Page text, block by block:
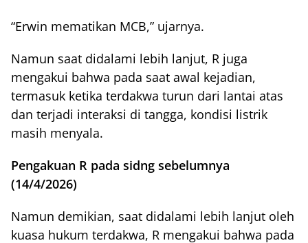
“Erwin mematikan MCB,” ujarnya.
Namun saat didalami lebih lanjut, R juga
mengakui bahwa pada saat awal kejadian,
termasuk ketika terdakwa turun dari lantai atas
dan terjadi interaksi di tangga, kondisi listrik
masih menyala.
Pengakuan R pada sidng sebelumnya
(14/4/2026)
Namun demikian, saat didalami lebih lanjut oleh
kuasa hukum terdakwa, R mengakui bahwa pada